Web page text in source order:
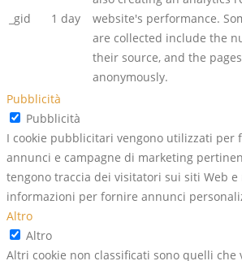
_gid 1 day
website's performance.
are collected include the
their source, and the
anonymously.
Pubblicità
Pubblicità
I cookie pubblicitari vengono utilizzati per
annunci e campagne di marketing
tengono traccia dei visitatori sui siti Web e
informazioni per fornire annunci
Altro
Altro
Altri cookie non classificati sono quelli che